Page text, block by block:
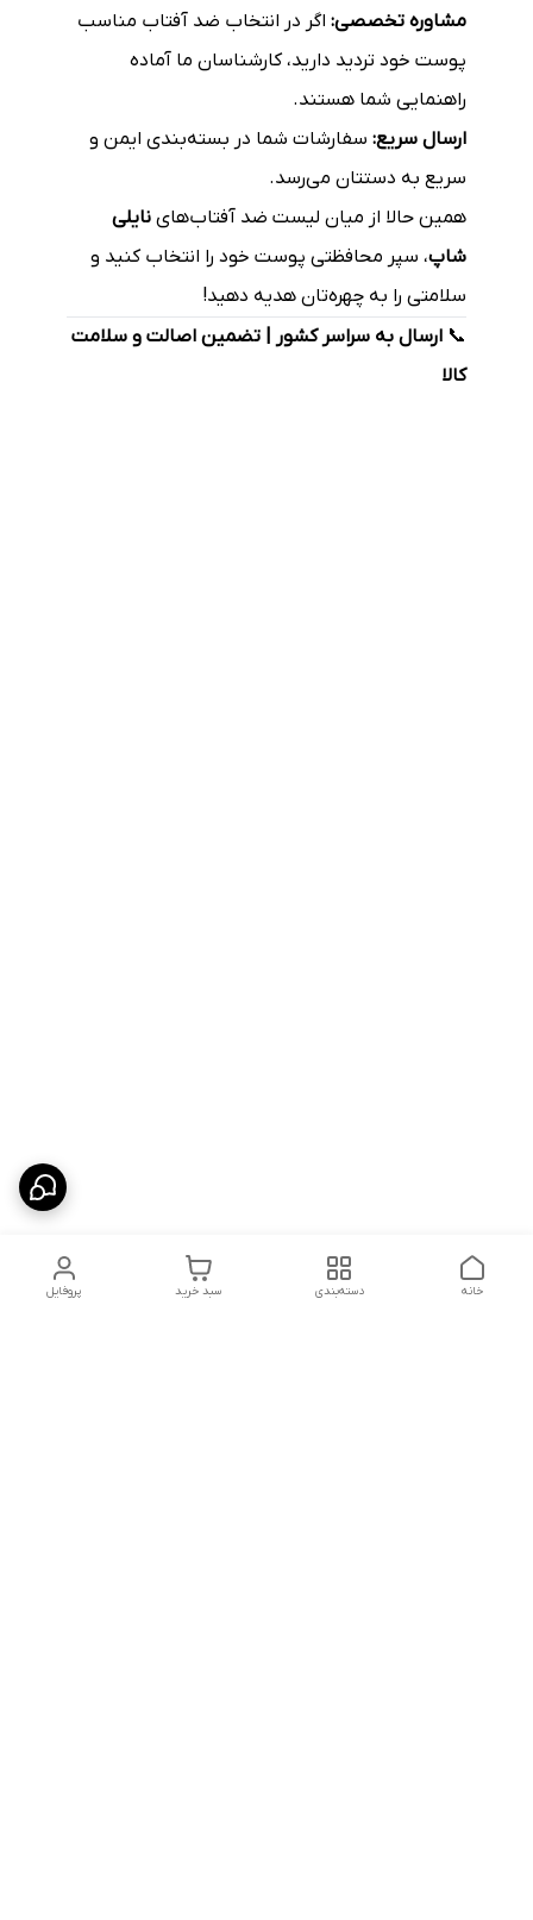
مشاوره تخصصی: اگر در انتخاب ضد آفتاب مناسب
پوست خود تردید دارید، کارشناسان ما آماده
راهنمایی شما هستند.
ارسال سریع: سفارشات شما در بسته‌بندی ایمن و
سریع به دستتان می‌رسد.
همین حالا از میان لیست ضد آفتاب‌های نایلی
شاپ، سپر محافظتی پوست خود را انتخاب کنید و
سلامتی را به چهره‌تان هدیه دهید!
📞 ارسال به سراسر کشور | تضمین اصالت و سلامت
کالا
پروفایل سبد خرید دسته‌بندی خانه